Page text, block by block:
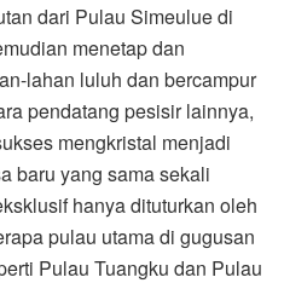
dari Pulau Simeulue di
menetap dan
lahan luluh dan bercampur
pendatang pesisir lainnya,
mengkristal menjadi
baru yang sama sekali
hanya dituturkan oleh
pulau utama di gugusan
Pulau Tuangku dan Pulau